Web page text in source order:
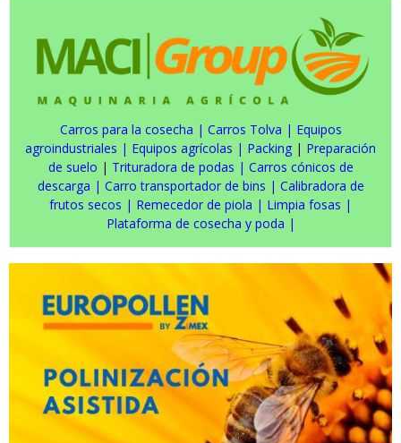
Carros para la cosecha | Carros Tolva | Equipos
agroindustriales | Equipos agrícolas | Packing | Preparación
de suelo | Trituradora de podas | Carros cónicos de
descarga | Carro transportador de bins | Calibradora de
frutos secos | Remecedor de piola | Limpia fosas |
Plataforma de cosecha y poda |